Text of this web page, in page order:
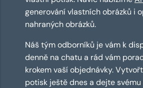
generování vlastních obrázků i
nahraných obrázků.
Náš tým odborníků je vám k
denně na chatu a rád vám
krokem vaší objednávky.
potisk ještě dnes a dejte